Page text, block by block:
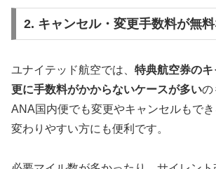
2. キャンセル・変更手数料が無
ユナイテッド航空では、 特典航空券の
更に手数料がかからないケースが多いの
ANA国内便でも変更やキャンセルもで
変わりやすい方にも便利です。